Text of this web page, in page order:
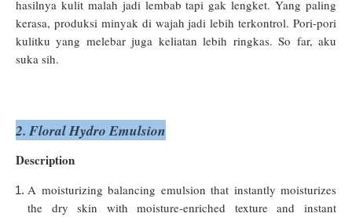
hasilnya kulit malah jadi lembab tapi gak lengket. Yang paling
kerasa, produksi minyak di wajah jadi lebih terkontrol. Pori-pori
kulitku yang melebar juga keliatan lebih ringkas. So far, aku
suka sih.
2. Floral Hydro Emulsion
Description
A moisturizing balancing emulsion that instantly moisturizes
the dry skin with moisture-enriched texture and instant